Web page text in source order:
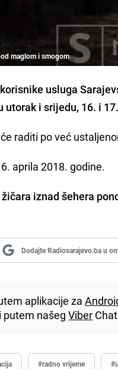
maglom i smogom
usluga
utorak i srijedu, 16. i
raditi po već
aprila 2018. godine.
žičara iznad šehera
Dodajte Radiosarajevo.ba u
aplikacije za
putem našegViber
#radno vrijeme